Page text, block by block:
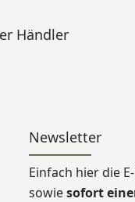
Händler
Newsletter
Einfach hier die
sowiesofort